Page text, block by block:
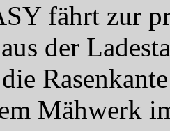
fährt zur
der
Mähwerk